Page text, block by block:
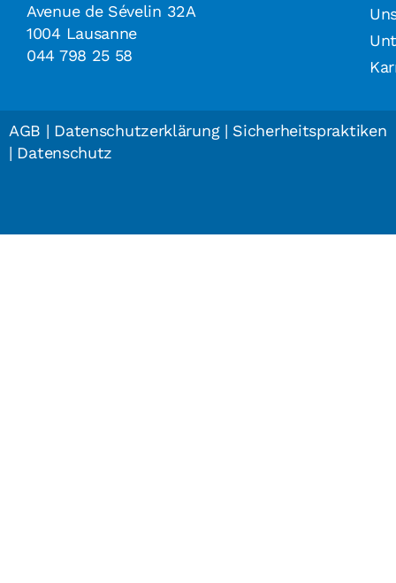
Avenue de Sévelin 32A
1004 Lausanne
044 798 25 58
AGB | Datenschutzerklärung| Sicherheitspraktiken
| Datenschutz